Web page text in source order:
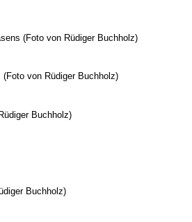
(Foto von Rüdiger Buchholz)
von Rüdiger Buchholz)
Buchholz)
Buchholz)